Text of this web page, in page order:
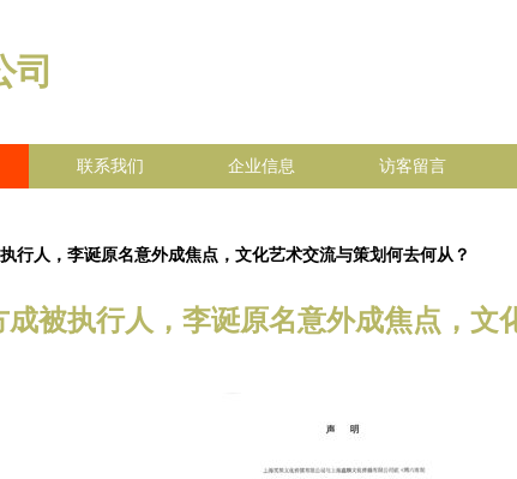
司
联系我们 企业信息 访客留言
行人，李诞原名意外成焦点，文化艺术交流与策划何去何从？
成被执行人，李诞原名意外成焦点，文